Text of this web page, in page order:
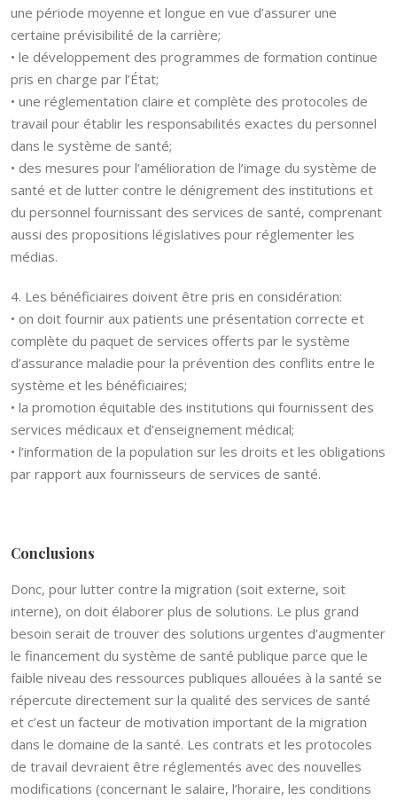
une période moyenne et longue en vue d’assurer une
certaine prévisibilité de la carrière;
• le développement des programmes de formation continue
pris en charge par l’État;
• une réglementation claire et complète des protocoles de
travail pour établir les responsabilités exactes du personnel
dans le système de santé;
• des mesures pour l’amélioration de l’image du système de
santé et de lutter contre le dénigrement des institutions et
du personnel fournissant des services de santé, comprenant
aussi des propositions législatives pour réglementer les
médias.
4. Les bénéficiaires doivent être pris en considération:
• on doit fournir aux patients une présentation correcte et
complète du paquet de services offerts par le système
d’assurance maladie pour la prévention des conflits entre le
système et les bénéficiaires;
• la promotion équitable des institutions qui fournissent des
services médicaux et d’enseignement médical;
• l’information de la population sur les droits et les obligations
par rapport aux fournisseurs de services de santé.
Conclusions
Donc, pour lutter contre la migration (soit externe, soit
interne), on doit élaborer plus de solutions. Le plus grand
besoin serait de trouver des solutions urgentes d’augmenter
le financement du système de santé publique parce que le
faible niveau des ressources publiques allouées à la santé se
répercute directement sur la qualité des services de santé
et c’est un facteur de motivation important de la migration
dans le domaine de la santé. Les contrats et les protocoles
de travail devraient être réglementés avec des nouvelles
modifications (concernant le salaire, l’horaire, les conditions